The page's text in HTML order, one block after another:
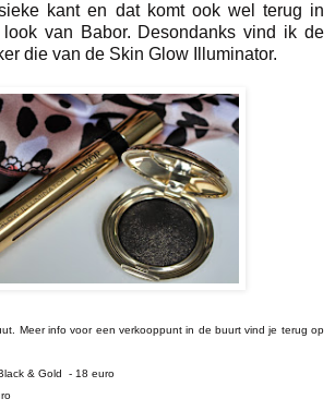
kant en dat komt ook wel terug in
look van Babor. Desondanks vind ik de
die van de Skin Glow Illuminator.
Meer info voor een verkooppunt in de buurt vind je terug op
& Gold - 18 euro